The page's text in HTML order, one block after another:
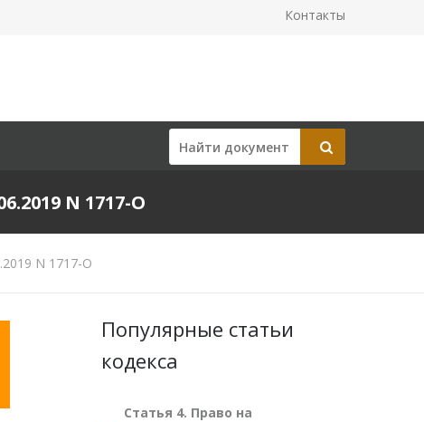
Контакты
N 1717-О
N 1717-О
Популярные статьи
кодекса
Статья 4. Право на